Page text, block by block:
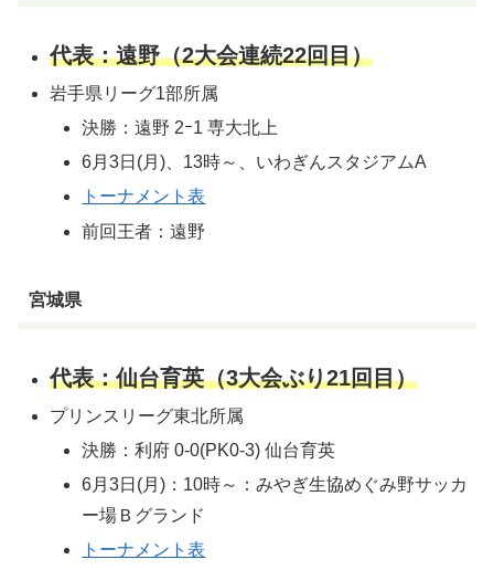
代表：遠野（2大会連続22回目）
岩手県リーグ1部所属
決勝：遠野 2ｰ1 専大北上
6月3日(月)、13時～、いわぎんスタジアムA
トーナメント表
前回王者：遠野
宮城県
代表：仙台育英（3大会ぶり21回目）
プリンスリーグ東北所属
決勝：利府 0-0(PK0-3) 仙台育英
6月3日(月)：10時～：みやぎ生協めぐみ野サッカ
ー場Ｂグランド
トーナメント表